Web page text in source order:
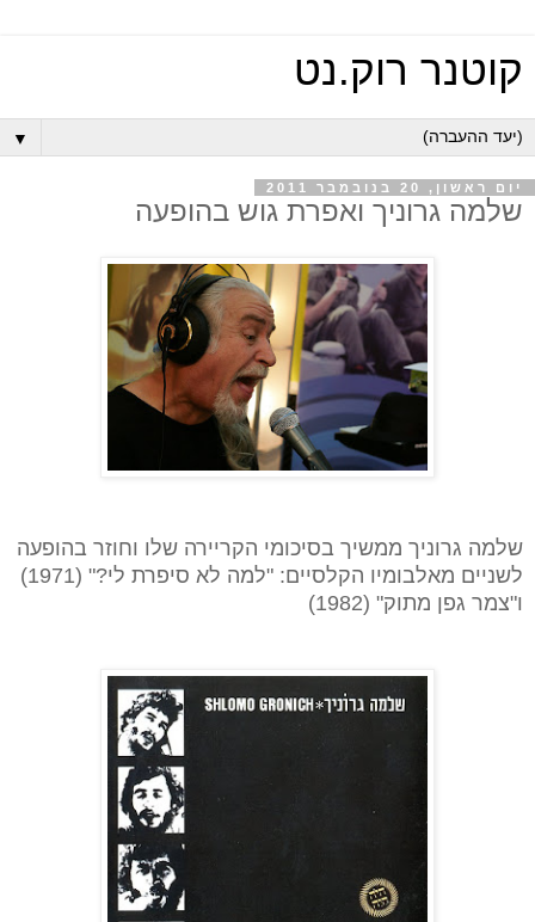
קוטנר רוק.נט
▼
יום ראשון, 20 בנובמבר 2011
שלמה גרוניך ואפרת גוש בהופעה
שלמה גרוניך ממשיך בסיכומי הקריירה שלו וחוזר בהופעה
לשניים מאלבומיו הקלסיים: "למה לא סיפרת לי?" (1971)
ו"צמר גפן מתוק" (1982)